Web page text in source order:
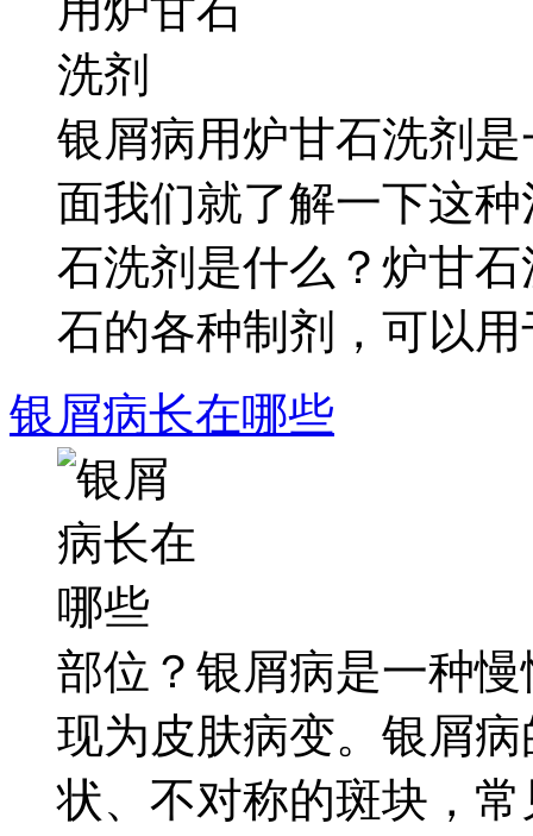
银屑病用炉甘石洗剂
面我们就了解一下这
石洗剂是什么？炉甘
石的各种制剂，可以用
银屑病长在哪些
部位？银屑病是一种
现为皮肤病变。银屑
状、不对称的斑块，